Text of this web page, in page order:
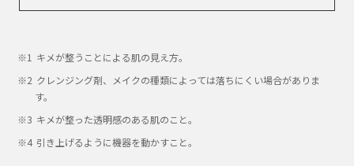
キメが整うことによる肌の見え方。
クレンジング剤、メイクの種類によっては落ちにくい場合がありま
す。
キメが整った透明感のある肌のこと。
引き上げるように機器を動かすこと。